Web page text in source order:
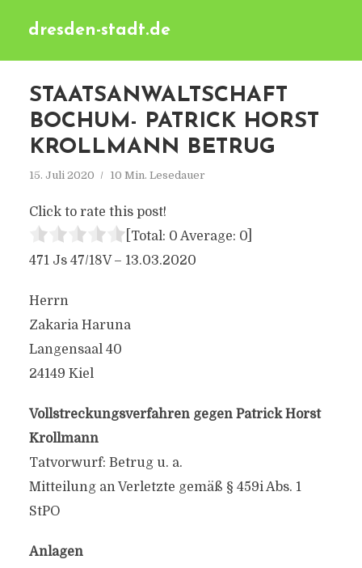
dresden-stadt.de
STAATSANWALTSCHAFT
BOCHUM- PATRICK HORST
KROLLMANN BETRUG
15. Juli 2020 10 Min. Lesedauer
Click to rate this post!
[Total: 0 Average: 0]
471 Js 47/18V – 13.03.2020
Herrn
Zakaria Haruna
Langensaal 40
24149 Kiel
Vollstreckungsverfahren gegen Patrick Horst
Krollmann
Tatvorwurf: Betrug u. a.
Mitteilung an Verletzte gemäß § 459i Abs. 1
StPO
Anlagen